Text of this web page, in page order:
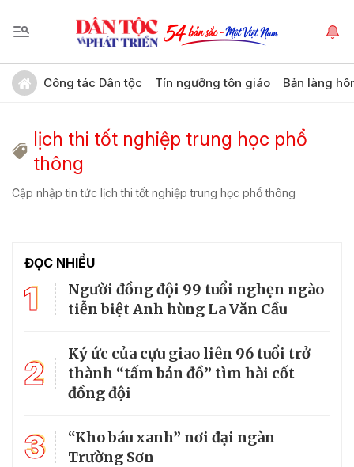
Công tác Dân tộc Tín ngưỡng tôn giáo Bản làng
lịch thi tốt nghiệp trung học phổ
thông
Cập nhập tin tức lịch thi tốt nghiệp trung học phổ thông
ĐỌC NHIỀU
1
Người đồng đội 99 tuổi nghẹn ngào
tiễn biệt Anh hùng La Văn Cầu
2
Ký ức của cựu giao liên 96 tuổi trở
thành “tấm bản đồ” tìm hài cốt
đồng đội
3
“Kho báu xanh” nơi đại ngàn
Trường Sơn